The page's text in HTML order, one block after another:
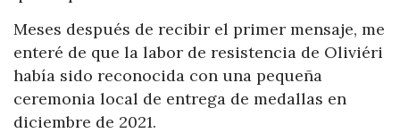
Meses después de recibir el primer mensaje, me
enteré de que la labor de resistencia de Oliviéri
había sido reconocida con una pequeña
ceremonia local de entrega de medallas en
diciembre de 2021.